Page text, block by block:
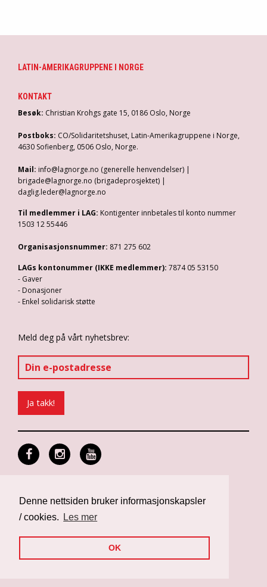
Denne nettsiden bruker informasjonskapsler
/ cookies.
Les mer
OK
LATIN-AMERIKAGRUPPENE I NORGE
KONTAKT
Besøk: Christian Krohgs gate 15, 0186 Oslo, Norge
Postboks: CO/Solidaritetshuset, Latin-Amerikagruppene i Norge,
4630 Sofienberg, 0506 Oslo, Norge.
Mail: info@lagnorge.no (generelle henvendelser) |
brigade@lagnorge.no (brigadeprosjektet) |
daglig.leder@lagnorge.no
Til medlemmer i LAG: Kontigenter innbetales til konto nummer
1503 12 55446
Organisasjonsnummer: 871 275 602
LAGs kontonummer (IKKE medlemmer): 7874 05 53150
- Gaver
- Donasjoner
- Enkel solidarisk støtte
Meld deg på vårt nyhetsbrev:
Design: Differ Media
Web: Noop